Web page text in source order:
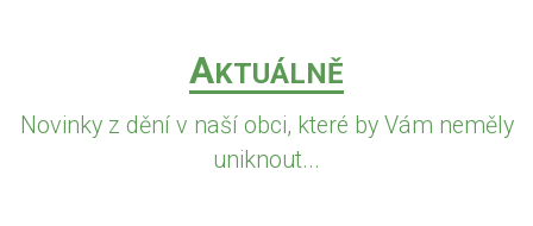
AKTUÁLNĚ
Novinky z dění v naší obci, které by Vám neměly
uniknout...